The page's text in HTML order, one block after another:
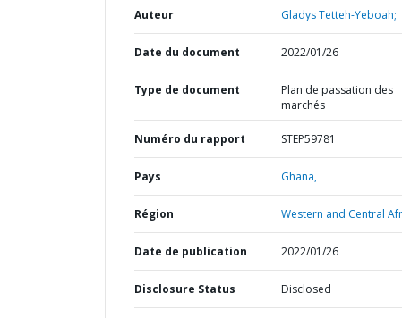
Auteur Gladys Tetteh-Yeboah;
Date du document 2022/01/26
Type de document
Plan de passation des
marchés
Numéro du rapport STEP59781
Pays Ghana,
Région Western and Central
Date de publication 2022/01/26
Disclosure Status Disclosed